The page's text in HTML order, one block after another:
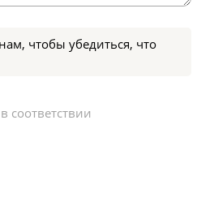
чтобы убедиться, что
соответствии